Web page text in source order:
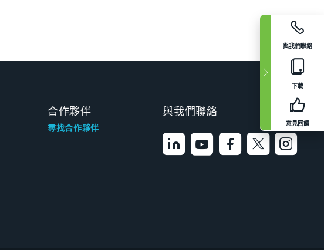
與我們聯絡
下載
意見回饋
合作夥伴
尋找合作夥伴
與我們聯絡